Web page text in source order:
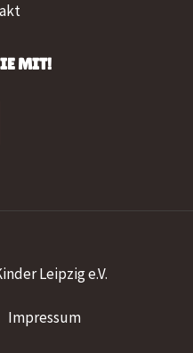
MIT!
Leipzig e.V.
Impressum